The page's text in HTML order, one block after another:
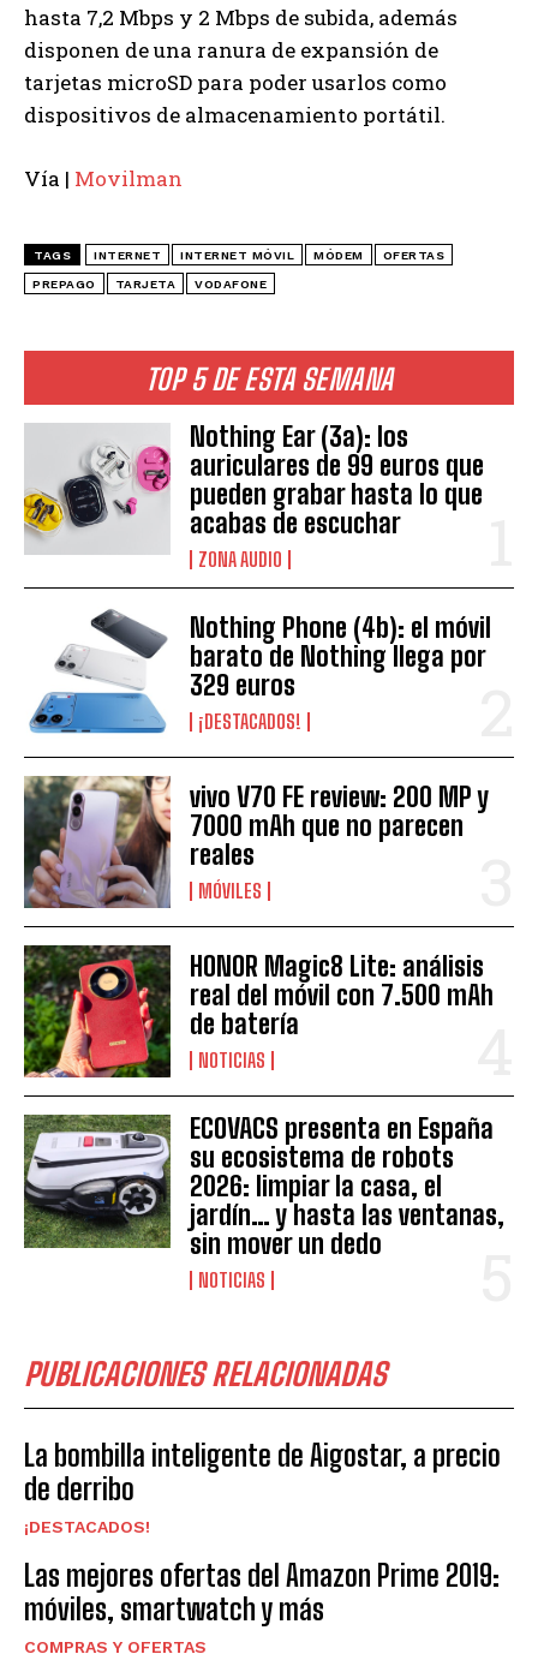
TOP 5 DE ESTA SEMANA
Nothing Ear (3a): los
auriculares de 99 euros que
pueden grabar hasta lo que
acabas de escuchar
ZONA AUDIO
Nothing Phone (4b): el móvil
barato de Nothing llega por
329 euros
¡DESTACADOS!
vivo V70 FE review: 200 MP y
7000 mAh que no parecen
reales
MÓVILES
HONOR Magic8 Lite: análisis
real del móvil con 7.500 mAh
de batería
NOTICIAS
ECOVACS presenta en España
su ecosistema de robots
2026: limpiar la casa, el
jardín… y hasta las ventanas,
sin mover un dedo
NOTICIAS
PUBLICACIONES RELACIONADAS
La bombilla inteligente de Aigostar, a precio
de derribo
¡DESTACADOS!
Las mejores ofertas del Amazon Prime 2019:
móviles, smartwatch y más
COMPRAS Y OFERTAS
hasta 7,2 Mbps y 2 Mbps de subida, además
disponen de una ranura de expansión de
tarjetas microSD para poder usarlos como
dispositivos de almacenamiento portátil.
Vía | Movilman
TAGS INTERNET INTERNET MÓVIL MÓDEM OFERTAS
PREPAGO TARJETA VODAFONE